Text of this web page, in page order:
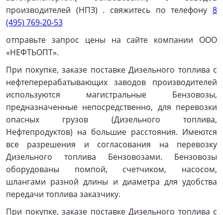
производителей (НПЗ) . свяжитесь по телефону 8
(495) 769-20-53
отправьте запрос цены на сайте компании ООО
«НЕФТЬОПТ».
При покупке, заказе поставке Дизельного топлива с
нефтеперерабатывающих заводов производителей
используются магистральные Бензовозы,
предназначенные непосредственно, для перевозки
опасных грузов (Дизельного топлива,
Нефтепродуктов) на большие расстояния. Имеются
все разрешения и согласования на перевозку
Дизельного топлива Бензовозами. Бензовозы
оборудованы помпой, счетчиком, насосом,
шлангами разной длины и диаметра для удобства
передачи топлива заказчику.
При покупке, заказе поставке Дизельного топлива с